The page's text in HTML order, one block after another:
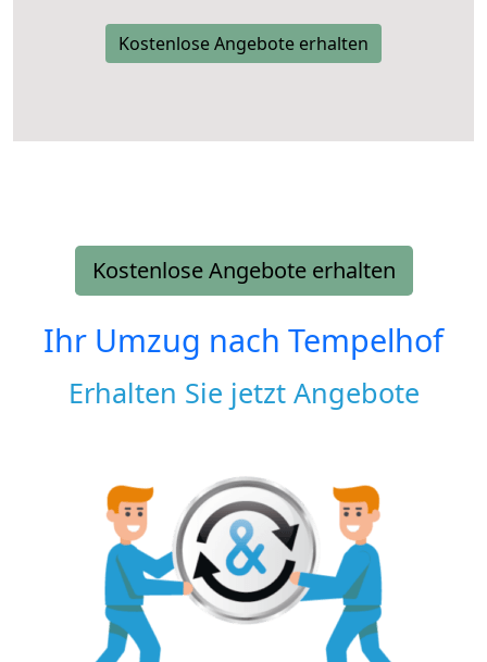
Kostenlose Angebote erhalten
Kostenlose Angebote erhalten
Ihr Umzug nach Tempelhof
Erhalten Sie jetzt Angebote